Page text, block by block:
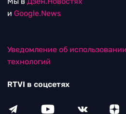
и Google.News
Уведомление об
технологий
RTVI в соцсетях